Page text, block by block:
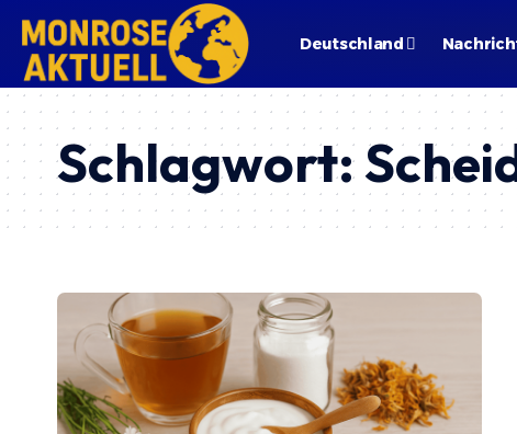
Deutschland
Schlagwort: